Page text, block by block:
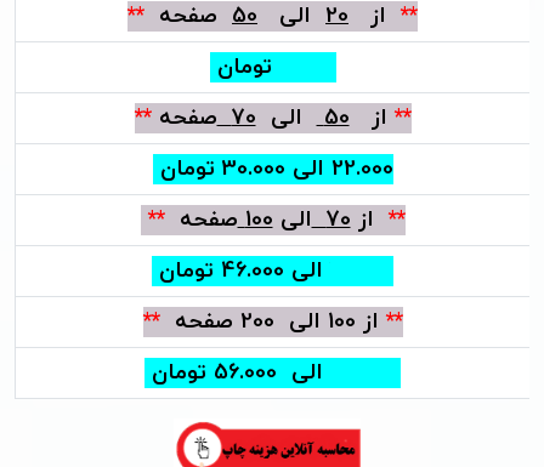
** از 20 الی 50 صفحه **
** از50 الی70 صفحه **
22.000 الی 30.000 تومان
** از70 الی100 صفحه **
** از 100 الی 200 صفحه
**